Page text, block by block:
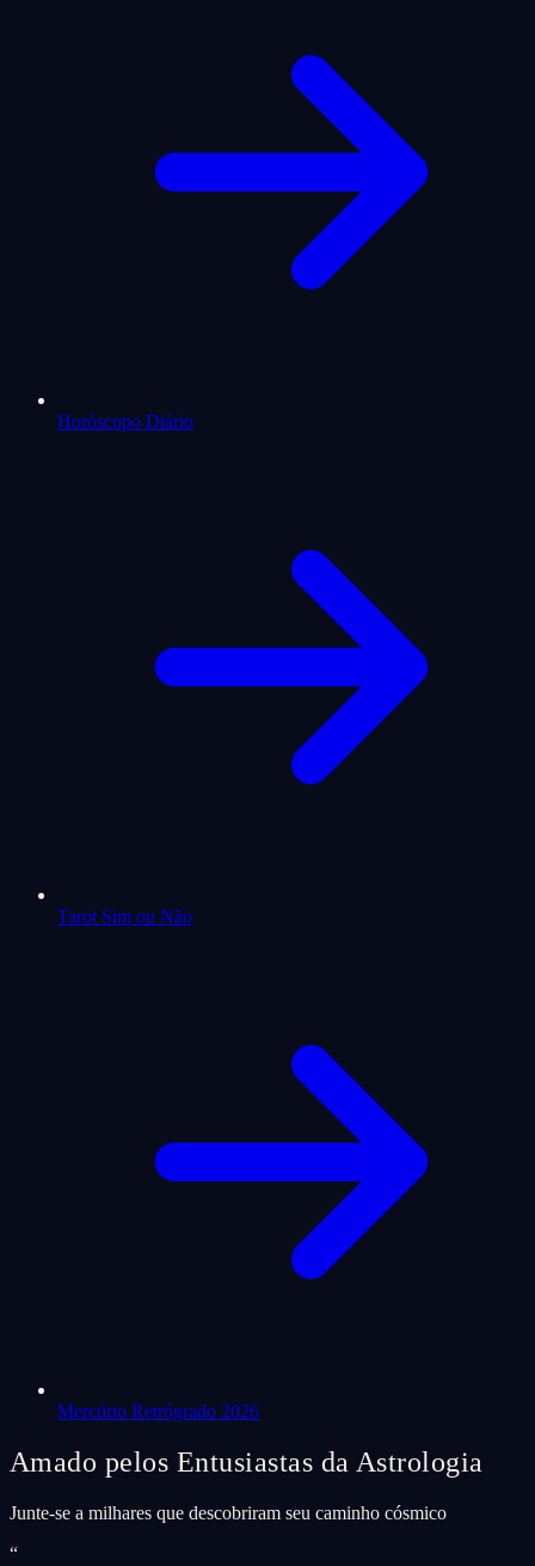
Horóscopo Diário
Tarot Sim ou Não
Mercúrio Retrógrado 2026
Amado pelos Entusiastas da Astrologia
Junte-se a milhares que descobriram seu caminho cósmico
“